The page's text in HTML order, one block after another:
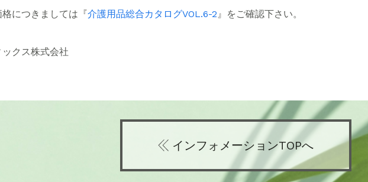
につきましては『介護用品総合カタログVOL.6-2 』をご確認下さい。
クス株式会社
インフォメーションTOPへ